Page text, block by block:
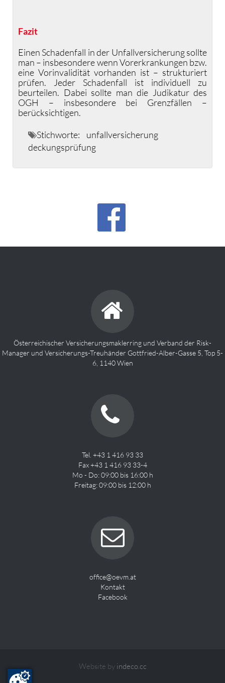
Fazit
Einen Schadenfall in der Unfallversicherung sollte
man – insbesondere wenn Vorerkrankungen bzw.
eine Vorinvalidität vorhanden ist – strukturiert
prüfen. Jeder Schadenfall ist individuell zu
beurteilen. Dabei sollte man die Judikatur des
OGH – insbesondere bei Grenzfällen –
berücksichtigen.
Stichworte:
unfallversicherung
deckungsprüfung
Österreichischer Versicherungsmaklerring und Verband der Risk-
Manager und Versicherungs-Treuhänder Gottfried-Alber-Gasse 5, Top 5-
6, 1140 Wien
Tel. +43 1 416 93 33
Fax +43 1 416 93 33-4
Mo - Do: 09:00 bis 16:00 h
Freitag: 09:00 bis 12:00 h
office@oevm.at
Kontakt
Facebook
Website by indeco.cc